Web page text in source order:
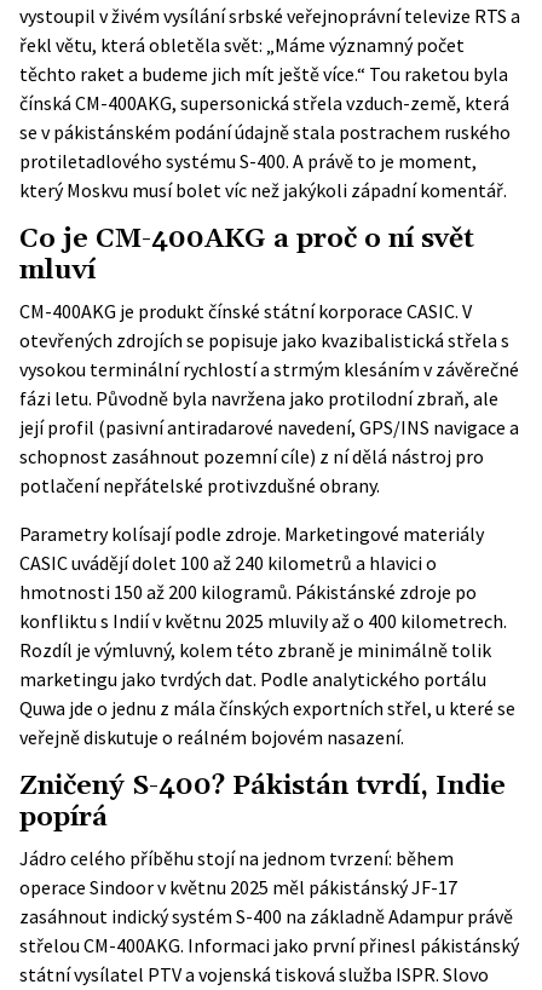
vystoupil v živém vysílání srbské veřejnoprávní televize RTS a
řekl větu, která obletěla svět: „Máme významný počet
těchto raket a budeme jich mít ještě více.“ Tou raketou byla
čínská CM-400AKG, supersonická střela vzduch-země, která
se v pákistánském podání údajně stala postrachem ruského
protiletadlového systému S-400. A právě to je moment,
který Moskvu musí bolet víc než jakýkoli západní komentář.
Co je CM-400AKG a proč o ní svět
mluví
CM-400AKG je produkt čínské státní korporace CASIC. V
otevřených zdrojích se popisuje jako kvazibalistická střela s
vysokou terminální rychlostí a strmým klesáním v závěrečné
fázi letu. Původně byla navržena jako protilodní zbraň, ale
její profil (pasivní antiradarové navedení, GPS/INS navigace a
schopnost zasáhnout pozemní cíle) z ní dělá nástroj pro
potlačení nepřátelské protivzdušné obrany.
Parametry kolísají podle zdroje. Marketingové materiály
CASIC uvádějí dolet 100 až 240 kilometrů a hlavici o
hmotnosti 150 až 200 kilogramů. Pákistánské zdroje po
konfliktu s Indií v květnu 2025 mluvily až o 400 kilometrech.
Rozdíl je výmluvný, kolem této zbraně je minimálně tolik
marketingu jako tvrdých dat. Podle analytického portálu
Quwa jde o jednu z mála čínských exportních střel, u které se
veřejně diskutuje o reálném bojovém nasazení.
Zničený S-400? Pákistán tvrdí, Indie
popírá
Jádro celého příběhu stojí na jednom tvrzení: během
operace Sindoor v květnu 2025 měl pákistánský JF-17
zasáhnout indický systém S-400 na základně Adampur právě
střelou CM-400AKG. Informaci jako první přinesl pákistánský
státní vysílatel PTV a vojenská tisková služba ISPR. Slovo